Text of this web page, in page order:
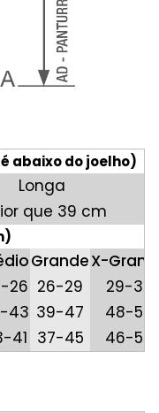
abaixo do joelho)
Longa
que 39 cm
GrandeX-
26 26-29
29-32
43 39-47
48-56
41 37-45 46-54